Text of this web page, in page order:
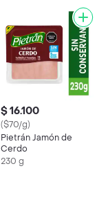
$ 16.100
($70/g)
Pietrán Jamón de
Cerdo
230 g